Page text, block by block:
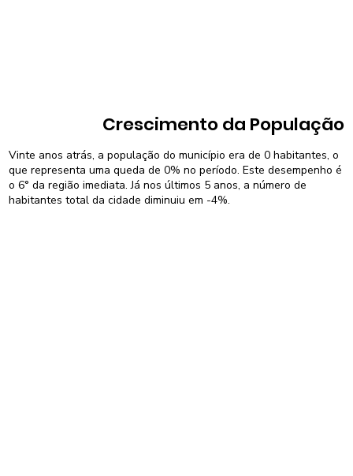
Crescimento da População
Vinte anos atrás, a população do município era de 0 habitantes, o
que representa uma queda de 0% no período. Este desempenho é
o 6° da região imediata. Já nos últimos 5 anos, a número de
habitantes total da cidade diminuiu em -4%.